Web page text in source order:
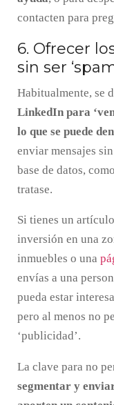
contacten para
6. Ofrecer
sin ser
Habitualmente, se
LinkedIn para
lo que se puede
enviar mensajes
base de datos,
tratase.
Si tienes un
inversión en una
inmuebles o una
envías a una
pueda estar
pero al menos no
‘publicidad’.
La clave para no
segmentar y